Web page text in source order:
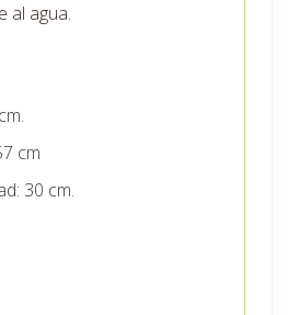
al agua.
cm
30 cm.